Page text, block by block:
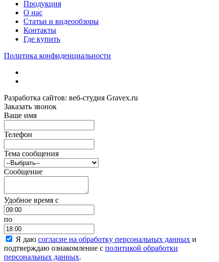
Продукция
О нас
Статьи и видеообзоры
Контакты
Где купить
Политика конфиденциальности
Разработка сайтов: веб-студия Gravex.ru
Заказать звонок
Ваше имя
Телефон
Тема сообщения
Сообщение
Удобное время c
по
Я даю согласие на обработку персональных данных и
подтверждаю ознакомление с политикой обработки
персональных данных.